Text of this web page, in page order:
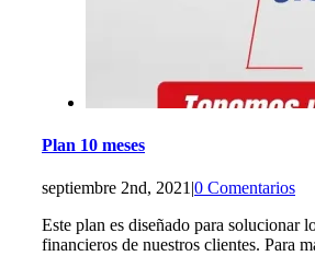
Plan 10 meses
septiembre 2nd, 2021 |0 Comentarios
Este plan es diseñado para solucionar
financieros de nuestros clientes. Para